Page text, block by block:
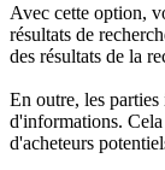
Avec cette option,
résultats de
des résultats de la
En outre, les
d'informations.
d'acheteurs